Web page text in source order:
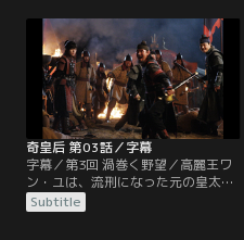
で逃亡。だが、ヤンの母は元の将軍
タンギセに殺される。逃げ延びたヤ
ンは素性を隠すため少年スンニャン
に姿を変え、権力者ワン・ゴに仕え
ることに。13年後、スンニャンは弓
の名手となり…。
奇皇后 第03話／字幕
字幕／第3回 渦巻く野望／高麗王ワ
ン・ユは、流刑になった元の皇太子
タファンのいる宿営地に急ぐ。高麗
を奪おうとする元の策略を阻むた
Subtitle